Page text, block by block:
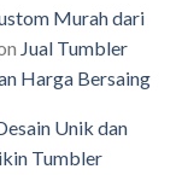
Murah dari
Jual Tumbler
Harga Bersaing
Unik dan
Tumbler